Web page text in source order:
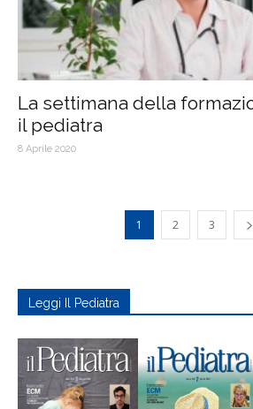
La settimana della
il pediatra
8 Aprile 2020
1 2 3
Leggi Il Pediatra